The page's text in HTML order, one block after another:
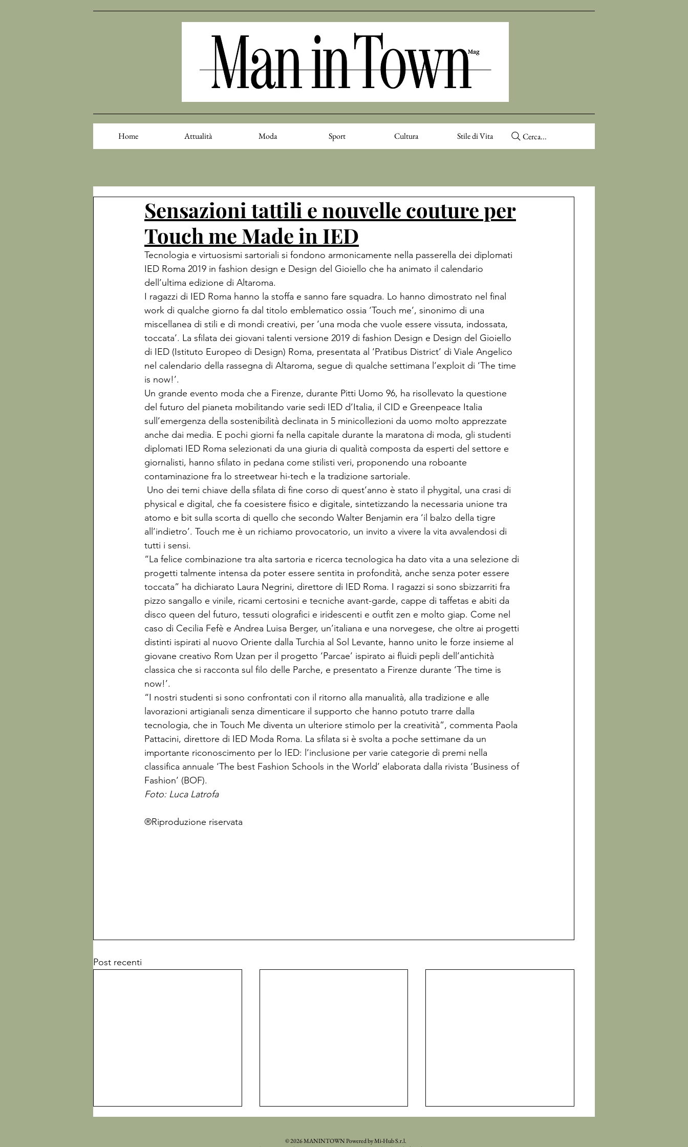
Home Attualità Moda Sport Cultura Stile di Vita Cerca...
Sensazioni tattili e nouvelle couture per
Touch me Made in IED
Tecnologia e virtuosismi sartoriali si fondono armonicamente nella passerella dei diplomati
IED Roma 2019 in fashion design e Design del Gioiello che ha animato il calendario
dell’ultima edizione di Altaroma.
I ragazzi di IED Roma hanno la stoffa e sanno fare squadra. Lo hanno dimostrato nel final
work di qualche giorno fa dal titolo emblematico ossia ‘Touch me’, sinonimo di una
miscellanea di stili e di mondi creativi, per ‘una moda che vuole essere vissuta, indossata,
toccata’. La sfilata dei giovani talenti versione 2019 di fashion Design e Design del Gioiello
di IED (Istituto Europeo di Design) Roma, presentata al ‘Pratibus District’ di Viale Angelico
nel calendario della rassegna di Altaroma, segue di qualche settimana l’exploit di ‘The time
is now!’.
Un grande evento moda che a Firenze, durante Pitti Uomo 96, ha risollevato la questione
del futuro del pianeta mobilitando varie sedi IED d’Italia, il CID e Greenpeace Italia
sull’emergenza della sostenibilità declinata in 5 minicollezioni da uomo molto apprezzate
anche dai media. E pochi giorni fa nella capitale durante la maratona di moda, gli studenti
diplomati IED Roma selezionati da una giuria di qualità composta da esperti del settore e
giornalisti, hanno sfilato in pedana come stilisti veri, proponendo una roboante
contaminazione fra lo streetwear hi-tech e la tradizione sartoriale.
physical e digital, che fa coesistere fisico e digitale, sintetizzando la necessaria unione tra
atomo e bit sulla scorta di quello che secondo Walter Benjamin era ‘il balzo della tigre
all’indietro’. Touch me è un richiamo provocatorio, un invito a vivere la vita avvalendosi di
tutti i sensi.
“La felice combinazione tra alta sartoria e ricerca tecnologica ha dato vita a una selezione di
progetti talmente intensa da poter essere sentita in profondità, anche senza poter essere
toccata” ha dichiarato Laura Negrini, direttore di IED Roma. I ragazzi si sono sbizzarriti fra
pizzo sangallo e vinile, ricami certosini e tecniche avant-garde, cappe di taffetas e abiti da
disco queen del futuro, tessuti olografici e iridescenti e outfit zen e molto giap. Come nel
caso di Cecilia Fefè e Andrea Luisa Berger, un’italiana e una norvegese, che oltre ai progetti
distinti ispirati al nuovo Oriente dalla Turchia al Sol Levante, hanno unito le forze insieme al
giovane creativo Rom Uzan per il progetto ‘Parcae’ ispirato ai fluidi pepli dell’antichità
classica che si racconta sul filo delle Parche, e presentato a Firenze durante ‘The time is
now!’.
“I nostri studenti si sono confrontati con il ritorno alla manualità, alla tradizione e alle
lavorazioni artigianali senza dimenticare il supporto che hanno potuto trarre dalla
tecnologia, che in Touch Me diventa un ulteriore stimolo per la creatività”, commenta Paola
Pattacini, direttore di IED Moda Roma. La sfilata si è svolta a poche settimane da un
importante riconoscimento per lo IED: l’inclusione per varie categorie di premi nella
classifica annuale ‘The best Fashion Schools in the World’ elaborata dalla rivista ‘Business of
Fashion’ (BOF).
Foto: Luca Latrofa
®Riproduzione riservata
Post recenti
© 2026 MANINTOWN Powered by Mi-Hub S.r.l.